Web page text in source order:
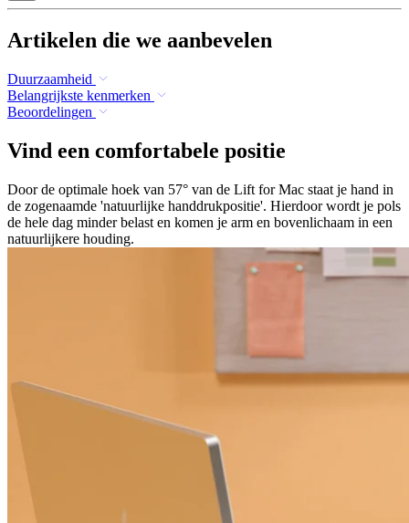
Artikelen die we aanbevelen
Duurzaamheid
Belangrijkste kenmerken
Beoordelingen
Vind een comfortabele positie
Door de optimale hoek van 57° van de Lift for Mac staat je hand in
de zogenaamde 'natuurlijke handdrukpositie'. Hierdoor wordt je pols
de hele dag minder belast en komen je arm en bovenlichaam in een
natuurlijkere houding.